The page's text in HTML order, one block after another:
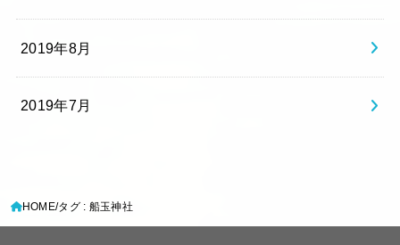
2019年8月
2019年7月
HOME タグ : 船玉神社